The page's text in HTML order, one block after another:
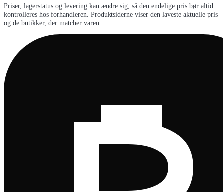
Priser, lagerstatus og levering kan ændre sig, så den endelige pris bør altid
kontrolleres hos forhandleren. Produktsiderne viser den laveste aktuelle pris
og de butikker, der matcher varen.